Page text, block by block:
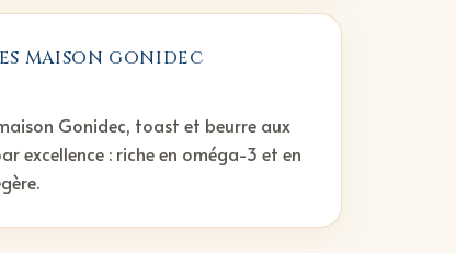
MAISON GONIDEC
Gonidec, toast et beurre aux
excellence : riche en oméga-3 et en